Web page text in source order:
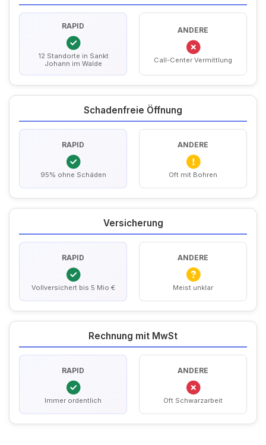
RAPID
12 Standorte in Sankt
Johann im Walde
ANDERE
Call-Center Vermittlung
Schadenfreie Öffnung
RAPID
95% ohne Schäden
ANDERE
Oft mit Bohren
Versicherung
RAPID
Vollversichert bis 5 Mio €
ANDERE
Meist unklar
Rechnung mit MwSt
RAPID
Immer ordentlich
ANDERE
Oft Schwarzarbeit